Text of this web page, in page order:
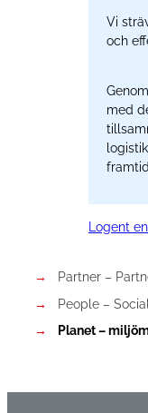
Vi
och
med
Logent
Partner –
People –
Planet –